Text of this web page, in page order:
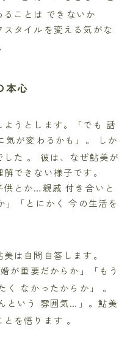
ことは できないか
タイルを変える気がな
本心
ようとします。「でも 話
気が変わるかも」。 しか
した 。 彼は、なぜ鮎美が
できない様子です。
供とか…親戚 付き合いと
「とにかく 今の生活を
は自問自答します。
が重要だからか」「もう
く なかったからか」 。
という 雰囲気…」。鮎美
とを悟ります 。